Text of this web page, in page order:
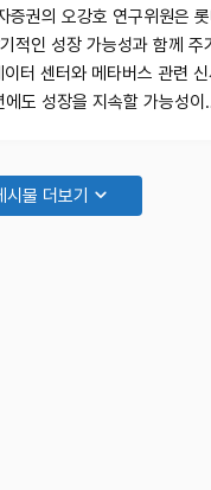
증권의 오강호 연구위원은
적인 성장 가능성과 함께
터 센터와 메타버스 관련
도 성장을 지속할 가능성
시물 더보기